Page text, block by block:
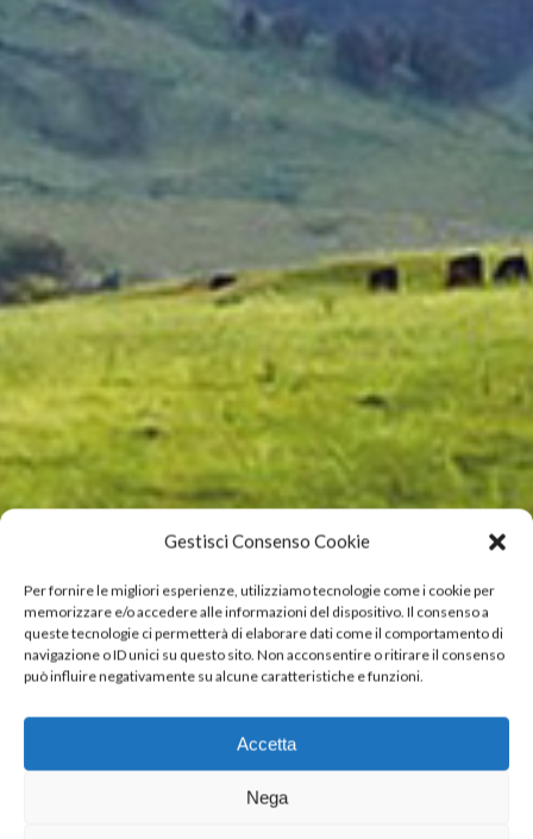
Gestisci Consenso Cookie
Per fornire le migliori esperienze, utilizziamo tecnologie come i cookie per
memorizzare e/o accedere alle informazioni del dispositivo. Il consenso a
queste tecnologie ci permetterà di elaborare dati come il comportamento di
navigazione o ID unici su questo sito. Non acconsentire o ritirare il consenso
può influire negativamente su alcune caratteristiche e funzioni.
Accetta
Nega
CARNES DO
MUNDO
A INALCA seleciona e
distribui as raças